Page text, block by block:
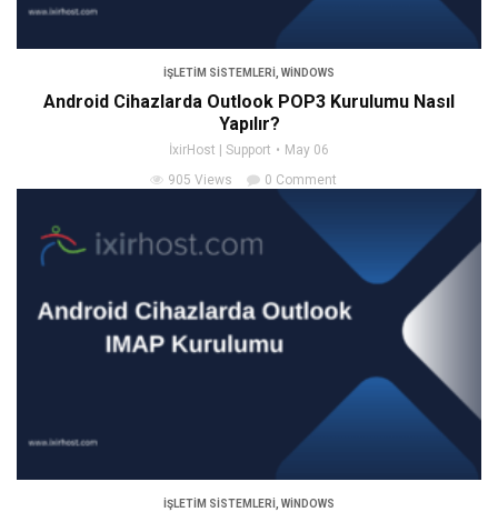
İŞLETIM SISTEMLERI, WINDOWS
Android Cihazlarda Outlook POP3 Kurulumu Nasıl
Yapılır?
İxirHost | Support
May 06
905 Views
0 Comment
İŞLETIM SISTEMLERI WINDOWS